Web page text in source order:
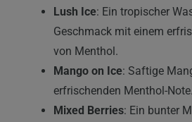
Lush Ice: Ein tropischer
Geschmack mit einem
von Menthol.
Mango on Ice: Saftige
erfrischenden Menthol-Note.
Mixed Berries: Ein bunter